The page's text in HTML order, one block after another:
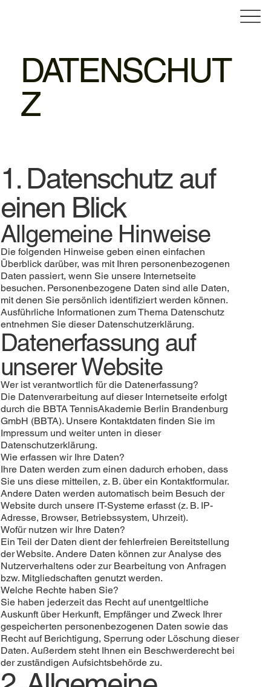
DATENSCHUT
Z
1. Datenschutz auf
einen Blick
Allgemeine Hinweise
Die folgenden Hinweise geben einen einfachen
Überblick darüber, was mit Ihren personenbezogenen
Daten passiert, wenn Sie unsere Internetseite
besuchen. Personenbezogene Daten sind alle Daten,
mit denen Sie persönlich identifiziert werden können.
Ausführliche Informationen zum Thema Datenschutz
entnehmen Sie dieser Datenschutzerklärung.
Datenerfassung auf
unserer Website
Wer ist verantwortlich für die Datenerfassung?
Die Datenverarbeitung auf dieser Internetseite erfolgt
durch die BBTA TennisAkademie Berlin Brandenburg
GmbH (BBTA). Unsere Kontaktdaten finden Sie im
Impressum und weiter unten in dieser
Datenschutzerklärung.
Wie erfassen wir Ihre Daten?
Ihre Daten werden zum einen dadurch erhoben, dass
Sie uns diese mitteilen, z. B. über ein Kontaktformular.
Andere Daten werden automatisch beim Besuch der
Website durch unsere IT-Systeme erfasst (z. B. IP-
Adresse, Browser, Betriebssystem, Uhrzeit).
Wofür nutzen wir Ihre Daten?
Ein Teil der Daten dient der fehlerfreien Bereitstellung
der Website. Andere Daten können zur Analyse des
Nutzerverhaltens oder zur Bearbeitung von Anfragen
bzw. Mitgliedschaften genutzt werden.
Welche Rechte haben Sie?
Sie haben jederzeit das Recht auf unentgeltliche
Auskunft über Herkunft, Empfänger und Zweck Ihrer
gespeicherten personenbezogenen Daten sowie das
Recht auf Berichtigung, Sperrung oder Löschung dieser
Daten. Außerdem steht Ihnen ein Beschwerderecht bei
der zuständigen Aufsichtsbehörde zu.